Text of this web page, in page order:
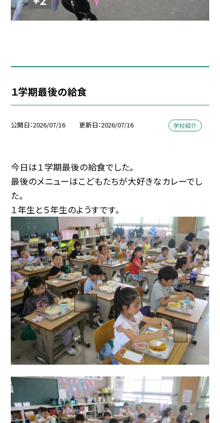
１学期最後の給食
公開日 2026/07/16 更新日 2026/07/16 学校紹介
今日は１学期最後の給食でした。
最後のメニューはこどもたちが大好きなカレーでし
た。
１年生と５年生のようすです。